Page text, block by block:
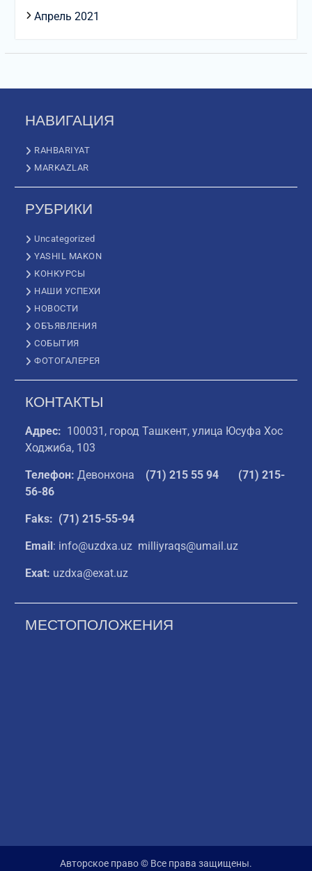
Апрель 2021
НАВИГАЦИЯ
RAHBARIYAT
MARKAZLAR
РУБРИКИ
Uncategorized
YASHIL MAKON
КОНКУРСЫ
НАШИ УСПЕХИ
НОВОСТИ
ОБЪЯВЛЕНИЯ
СОБЫТИЯ
ФОТОГАЛЕРЕЯ
КОНТАКТЫ
Адрес: 100031, город Ташкент, улица Юсуфа Хос
Ходжиба, 103
Телефон: Девонхона (71) 215 55 94
(71) 215-
56-86
Faks: (71) 215-55-94
Email: info@uzdxa.uz milliyraqs@umail.uz
Exat: uzdxa@exat.uz
МЕСТОПОЛОЖЕНИЯ
Авторское право © Все права защищены.